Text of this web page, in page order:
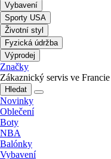
Vybavení
Sporty USA
Životní styl
Fyzická údržba
Výprodej
Značky
Zákaznický servis ve Francie
Hledat
Novinky
Oblečení
Boty
NBA
Balónky
Vybavení